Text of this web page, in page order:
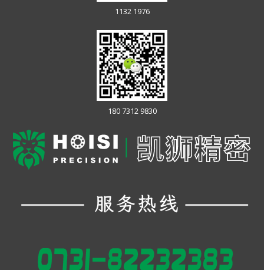
1132 1976
180 7312 9830